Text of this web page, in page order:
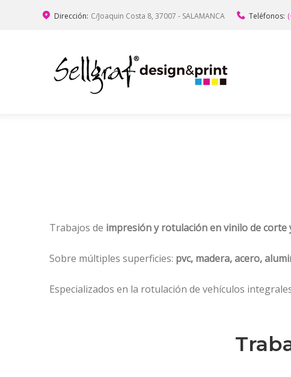
Dirección: C/Joaquin Costa 8, 37007 - SALAMANCA Teléfonos:
Trabajos de impresión y rotulación en vinilo de corte
Sobre múltiples superficies: pvc, madera, acero,
Especializados en la rotulación de vehículos
HOSTELERÍA
Rollup Hostelería